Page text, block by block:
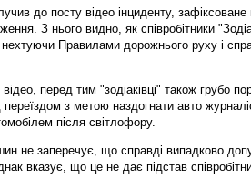
до посту відео інциденту,
З нього видно, як співробітники
Правилами дорожнього руху і
перед тим "зодіаківці" також грубо
з метою наздогнати авто
після світлофору.
не заперечує, що справді випадково
вказує, що це не дає підстав